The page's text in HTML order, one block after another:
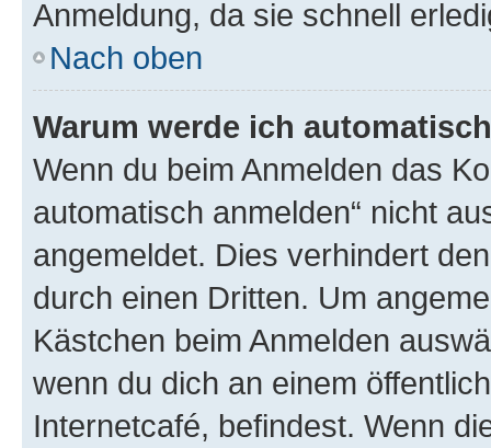
Anmeldung, da sie schnell
Nach oben
Warum werde ich
Wenn du beim Anmelden das
automatisch anmelden“ nicht
angemeldet. Dies verhindert
durch einen Dritten. Um
Kästchen beim Anmelden
wenn du dich an einem
Internetcafé, befindest. Wenn